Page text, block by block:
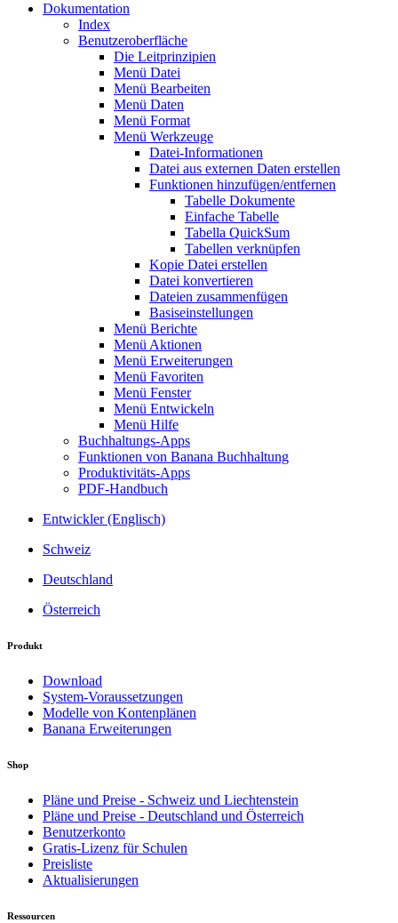
Dokumentation
Index
Benutzeroberfläche
Die Leitprinzipien
Menü Datei
Menü Bearbeiten
Menü Daten
Menü Format
Menü Werkzeuge
Datei-Informationen
Datei aus externen Daten erstellen
Funktionen hinzufügen/entfernen
Tabelle Dokumente
Einfache Tabelle
Tabella QuickSum
Tabellen verknüpfen
Kopie Datei erstellen
Datei konvertieren
Dateien zusammenfügen
Basiseinstellungen
Menü Berichte
Menü Aktionen
Menü Erweiterungen
Menü Favoriten
Menü Fenster
Menü Entwickeln
Menü Hilfe
Buchhaltungs-Apps
Funktionen von Banana Buchhaltung
Produktivitäts-Apps
PDF-Handbuch
Entwickler (Englisch)
Schweiz
Deutschland
Österreich
Produkt
Download
System-Voraussetzungen
Modelle von Kontenplänen
Banana Erweiterungen
Shop
Pläne und Preise - Schweiz und Liechtenstein
Pläne und Preise - Deutschland und Österreich
Benutzerkonto
Gratis-Lizenz für Schulen
Preisliste
Aktualisierungen
Ressourcen